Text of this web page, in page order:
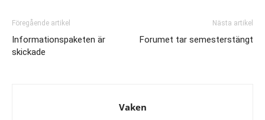
Föregående artikel
Informationspaketen är
skickade
Nästa artikel
Forumet tar semesterstängt
Vaken